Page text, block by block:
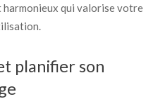
qui valorise votre
planifier son